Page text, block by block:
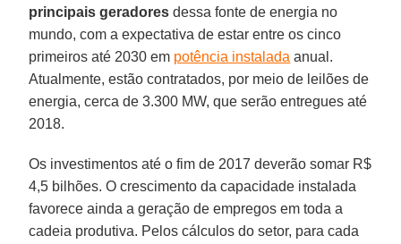
principais geradores dessa fonte de energia no
mundo, com a expectativa de estar entre os cinco
primeiros até 2030 em potência instalada anual.
Atualmente, estão contratados, por meio de leilões de
energia, cerca de 3.300 MW, que serão entregues até
2018.
Os investimentos até o fim de 2017 deverão somar R$
4,5 bilhões. O crescimento da capacidade instalada
favorece ainda a geração de empregos em toda a
cadeia produtiva. Pelos cálculos do setor, para cada